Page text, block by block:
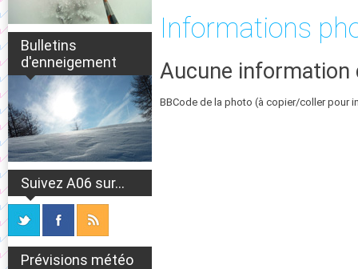
Bulletins
d'enneigement
Suivez A06 sur...
Prévisions météo
Informations
Aucune information
BBCode de la photo (à copier/coller pour